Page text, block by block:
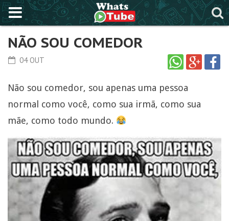
NÃO SOU COMEDOR
04 OUT
Não sou comedor, sou apenas uma pessoa
normal como você, como sua irmã, como sua
mãe, como todo mundo.